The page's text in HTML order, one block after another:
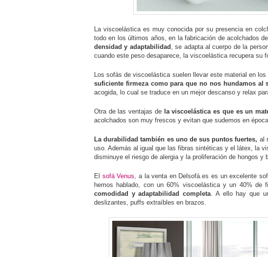
La viscoelástica es muy conocida por su presencia en
todo en los últimos años, en la fabricación de acolchados
densidad y adaptabilidad
, se adapta al cuerpo de la
cuando este peso desaparece, la viscoelástica recupera su
Los sofás de viscoelástica suelen llevar este material en
suficiente firmeza como para que no nos hundamos al
acogida, lo cual se traduce en un mejor descanso y relax
Otra de las ventajas de la viscoelástica es que es un
acolchados son muy frescos y evitan que sudemos en
La durabilidad también es uno de sus puntos fuertes, al
uso. Además al igual que las fibras sintéticas y el látex, la
disminuye el riesgo de alergia y la proliferación de hongos y
El sofá Venus, a la venta en Delsofá.es es un excelente
hemos hablado, con un 60% viscoelástica y un 40% de
comodidad y adaptabilidad completa. A ello hay que
deslizantes, puffs extraíbles en brazos.